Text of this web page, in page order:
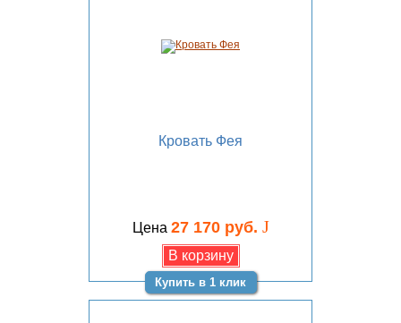
Кровать Фея
Цена 27 170 руб. J
Купить в 1 клик